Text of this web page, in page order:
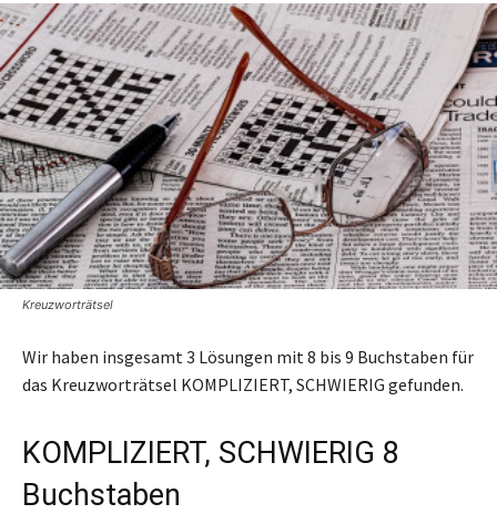
Kreuzworträtsel
Wir haben insgesamt 3 Lösungen mit 8 bis 9 Buchstaben für
das Kreuzworträtsel KOMPLIZIERT, SCHWIERIG gefunden.
KOMPLIZIERT, SCHWIERIG 8
Buchstaben